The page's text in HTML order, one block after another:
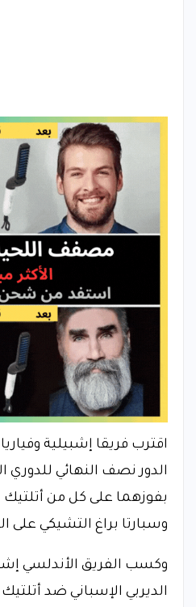
اقترب فريقا إشبيلية
الدور نصف النهائي للدوري
بفوزهما على كل من أتلتيك
وسبارتا براغ التشيكي على
وكسب الفريق الأندلسي
الديربي الإسباني ضد أتلتيك